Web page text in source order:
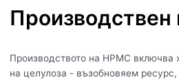
Производствен
Производството на HPMC
на целулоза - възобновяем